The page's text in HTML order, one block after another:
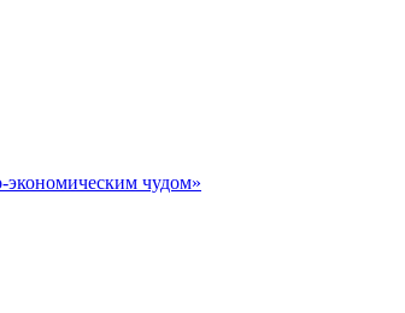
экономическим чудом»